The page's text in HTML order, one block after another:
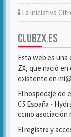
La iniciativa
CLUBZX.ES
Esta web es una
ZX, que nació en
existente en
El hospedaje de
C5 España -
como asociación
El registro y